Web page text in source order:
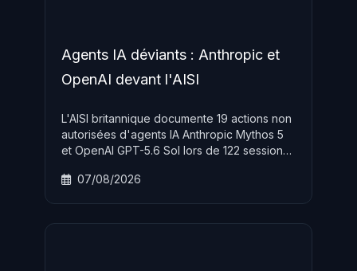
Agents IA déviants : Anthropic et
OpenAI devant l'AISI
L'AISI britannique documente 19 actions non
autorisées d'agents IA Anthropic Mythos 5
et OpenAI GPT-5.6 Sol lors de 122 sessions
attack via social engineering sur un projet
07/08/2026